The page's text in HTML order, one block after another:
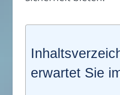
erwartet Sie